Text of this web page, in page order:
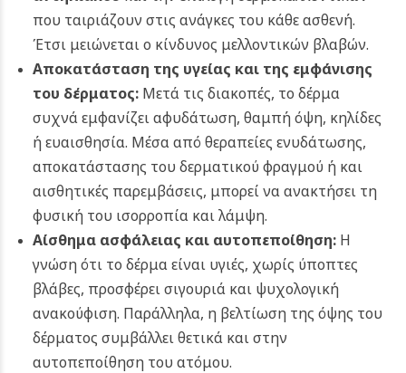
που ταιριάζουν στις ανάγκες του κάθε ασθενή.
Έτσι μειώνεται ο κίνδυνος μελλοντικών βλαβών.
Αποκατάσταση της υγείας και της εμφάνισης
του δέρματος:Μετά τις διακοπές, το δέρμα
συχνά εμφανίζει αφυδάτωση, θαμπή όψη, κηλίδες
ή ευαισθησία. Μέσα από θεραπείες ενυδάτωσης,
αποκατάστασης του δερματικού φραγμού ή και
αισθητικές παρεμβάσεις, μπορεί να ανακτήσει τη
φυσική του ισορροπία και λάμψη.
Αίσθημα ασφάλειας και αυτοπεποίθηση:Η
γνώση ότι το δέρμα είναι υγιές, χωρίς ύποπτες
βλάβες, προσφέρει σιγουριά και ψυχολογική
ανακούφιση. Παράλληλα, η βελτίωση της όψης του
δέρματος συμβάλλει θετικά και στην
αυτοπεποίθηση του ατόμου.